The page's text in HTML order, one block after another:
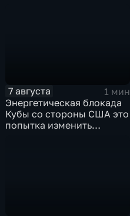
7 августа
1 мин
Энергетическая блокада
Кубы со стороны США это
попытка изменить